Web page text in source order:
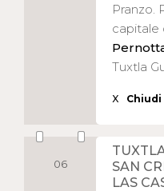
Pranzo.
capitale
Tuxtla
X Chiudi
06
SAN
LAS